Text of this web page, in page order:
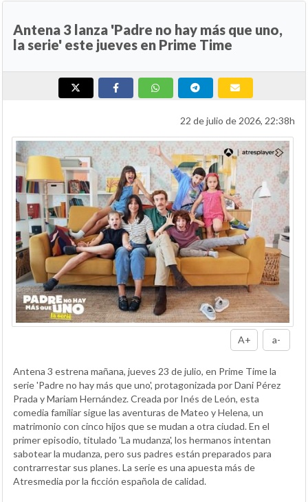
Antena 3 lanza 'Padre no hay más que uno,
la serie' este jueves en Prime Time
22 de julio de 2026, 22:38h
A+ a-
Antena 3 estrena mañana, jueves 23 de julio, en Prime Time la
serie 'Padre no hay más que uno', protagonizada por Dani Pérez
Prada y Mariam Hernández. Creada por Inés de León, esta
comedia familiar sigue las aventuras de Mateo y Helena, un
matrimonio con cinco hijos que se mudan a otra ciudad. En el
primer episodio, titulado 'La mudanza', los hermanos intentan
sabotear la mudanza, pero sus padres están preparados para
contrarrestar sus planes. La serie es una apuesta más de
Atresmedia por la ficción española de calidad.